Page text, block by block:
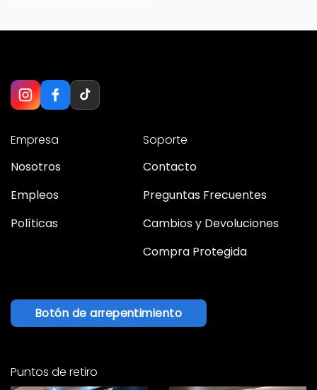
Empresa
Nosotros
Empleos
Políticas
Soporte
Contacto
Preguntas Frecuentes
Cambios y Devoluciones
Compra Protegida
Botón de arrepentimiento
Puntos de retiro